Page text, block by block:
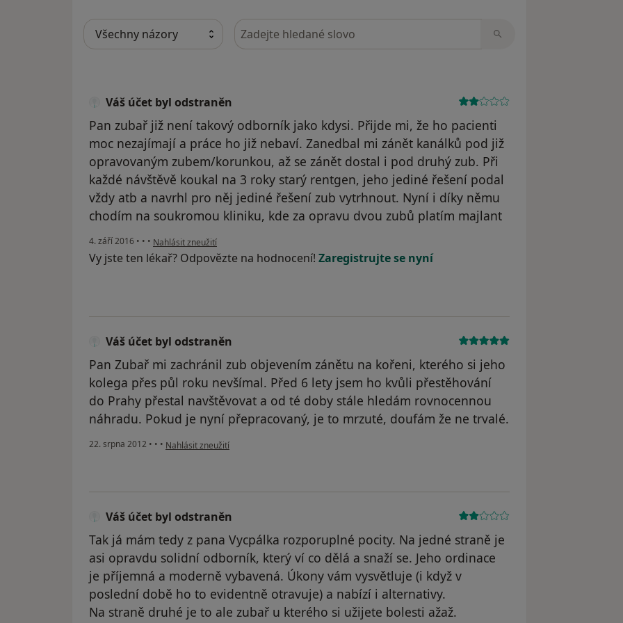
Hledejte v názorech
Váš účet byl odstraněn
Pan zubař již není takový odborník jako kdysi. Přijde mi, že ho pacienti
moc nezajímají a práce ho již nebaví. Zanedbal mi zánět kanálků pod již
opravovaným zubem/korunkou, až se zánět dostal i pod druhý zub. Při
každé návštěvě koukal na 3 roky starý rentgen, jeho jediné řešení podal
vždy atb a navrhl pro něj jediné řešení zub vytrhnout. Nyní i díky němu
chodím na soukromou kliniku, kde za opravu dvou zubů platím majlant
4. září 2016 • • • podle názoru uživatele Váš účet byl odstraněn
Nahlásit zneužití
Vy jste ten lékař? Odpovězte na hodnocení! Zaregistrujte se nyní
Váš účet byl odstraněn
Pan Zubař mi zachránil zub objevením zánětu na kořeni, kterého si jeho
kolega přes půl roku nevšímal. Před 6 lety jsem ho kvůli přestěhování
do Prahy přestal navštěvovat a od té doby stále hledám rovnocennou
náhradu. Pokud je nyní přepracovaný, je to mrzuté, doufám že ne trvalé.
22. srpna 2012 • • • podle názoru uživatele Váš účet byl odstraněn
Nahlásit zneužití
Váš účet byl odstraněn
Tak já mám tedy z pana Vycpálka rozporuplné pocity. Na jedné straně je
asi opravdu solidní odborník, který ví co dělá a snaží se. Jeho ordinace
je příjemná a moderně vybavená. Úkony vám vysvětluje (i když v
poslední době ho to evidentně otravuje) a nabízí i alternativy.
Na straně druhé je to ale zubař u kterého si užijete bolesti ažaž.